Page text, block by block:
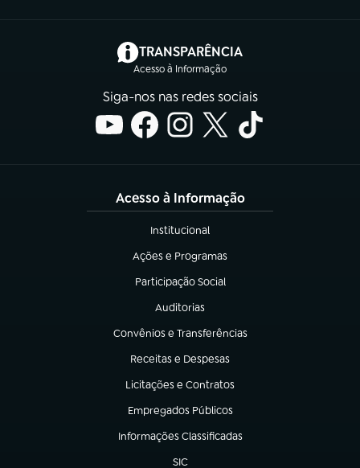
TRANSPARÊNCIA
Acesso à Informação
(abre em nova aba)
Siga-nos nas redes sociais
Acesso à Informação
Institucional
(abre em nova aba)
Ações e Programas
(abre em nova aba)
Participação Social
(abre em nova aba)
Auditorias
(abre em nova aba)
Convênios e Transferências
(abre em nova aba)
Receitas e Despesas
(abre em nova aba)
Licitações e Contratos
(abre em nova aba)
Empregados Públicos
(abre em nova aba)
Informações Classificadas
(abre em nova aba)
SIC